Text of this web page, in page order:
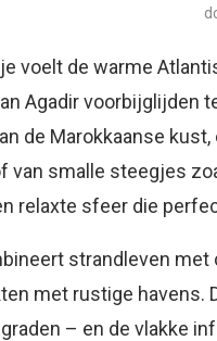
voelt de warme
Agadir voorbijglijden
de Marokkaanse
van smalle steegjes
relaxte sfeer die
strandleven
met rustige havens.
– en de vlakke